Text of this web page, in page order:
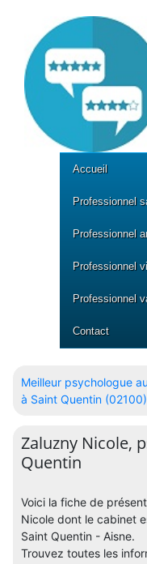
Accueil
Professionnel
Professionnel
Professionnel
Professionnel
Contact
Meilleur psychologue
à Saint Quentin (02100)
Zaluzny Nicole,
Quentin
Voici la fiche de
Nicole dont le cabinet
Saint Quentin - Aisne.
Trouvez toutes les